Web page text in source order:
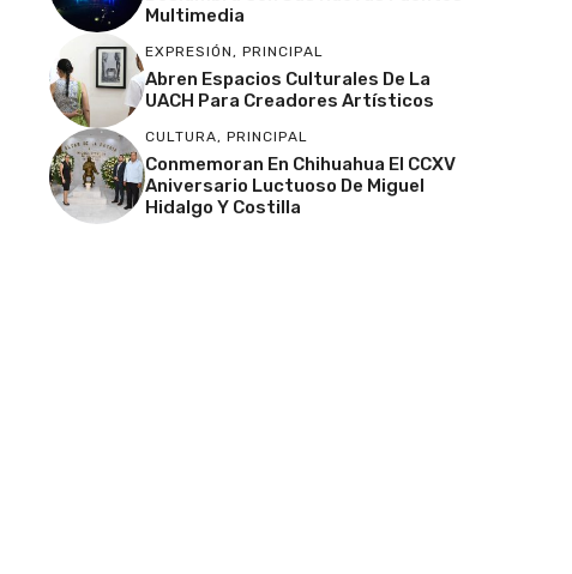
Multimedia
EXPRESIÓN, PRINCIPAL
Abren Espacios Culturales De La
UACH Para Creadores Artísticos
CULTURA, PRINCIPAL
Conmemoran En Chihuahua El CCXV
Aniversario Luctuoso De Miguel
Hidalgo Y Costilla